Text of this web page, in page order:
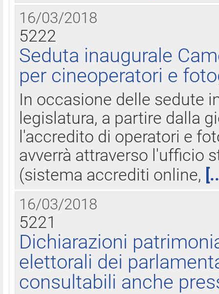
16/03/2018
5222
Seduta inaugurale
per cineoperatori e
In occasione delle sedute
legislatura, a partire dalla
l'accredito di operatori e
avverrà attraverso l'ufficio
(sistema accrediti online,
16/03/2018
5221
Dichiarazioni
elettorali dei
consultabili anche